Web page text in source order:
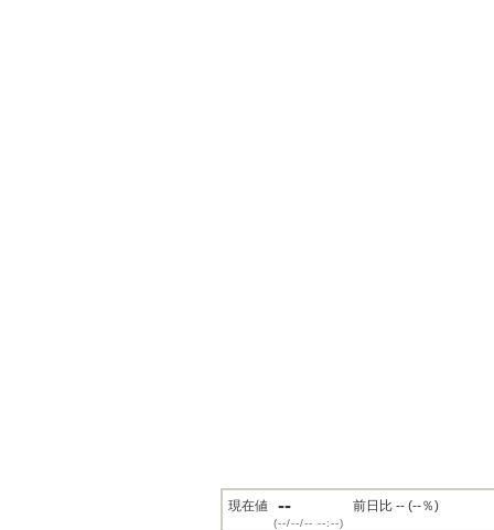
現在値 --
(--/--/-- --:--)
前日比 -- (--％)